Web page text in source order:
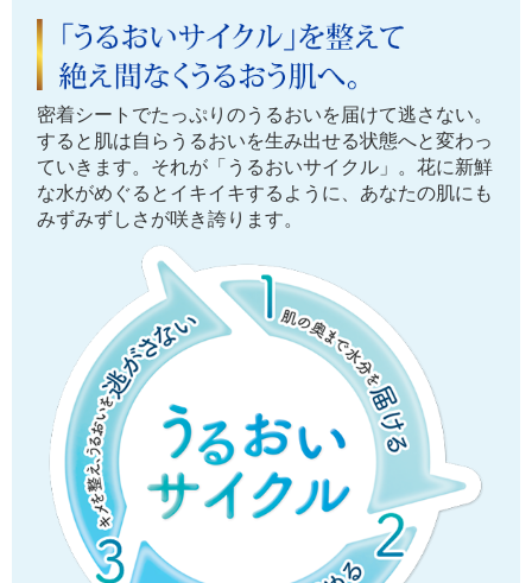
密着シートでたっぷりのうるおいを届けて逃さない。
すると肌は自らうるおいを生み出せる状態へと変わっ
ていきます。それが「うるおいサイクル」。花に新鮮
な水がめぐるとイキイキするように、あなたの肌にも
みずみずしさが咲き誇ります。